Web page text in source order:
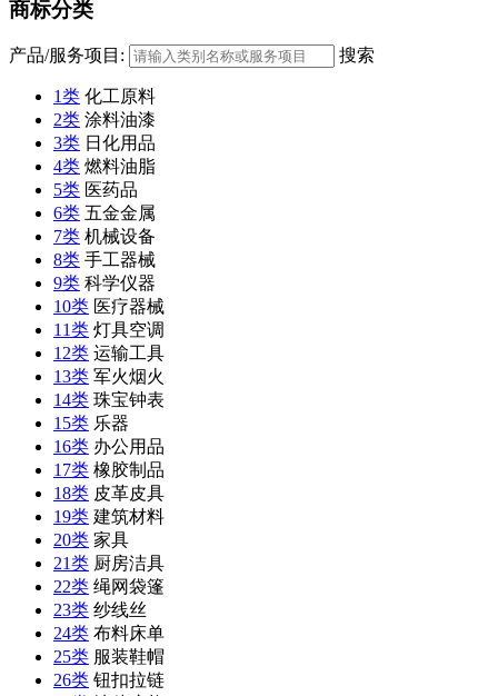
商标分类
产品/服务项目: 搜索
1类 化工原料
2类 涂料油漆
3类 日化用品
4类 燃料油脂
5类 医药品
6类 五金金属
7类 机械设备
8类 手工器械
9类 科学仪器
10类 医疗器械
11类 灯具空调
12类 运输工具
13类 军火烟火
14类 珠宝钟表
15类 乐器
16类 办公用品
17类 橡胶制品
18类 皮革皮具
19类 建筑材料
20类 家具
21类 厨房洁具
22类 绳网袋篷
23类 纱线丝
24类 布料床单
25类 服装鞋帽
26类 钮扣拉链